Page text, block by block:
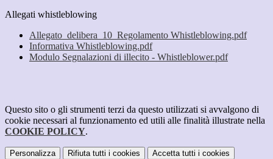
Allegati whistleblowing
Allegato_delibera_10_Regolamento Whistleblowing.pdf
Informativa Whistleblowing.pdf
Modulo Segnalazioni di illecito - Whistleblower.pdf
Questo sito o gli strumenti terzi da questo utilizzati si avvalgono di
cookie necessari al funzionamento ed utili alle finalità illustrate nella
COOKIE POLICY.
Personalizza Rifiuta tutti i cookies Accetta tutti i cookies